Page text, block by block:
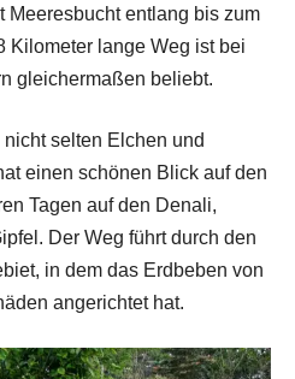
Meeresbucht entlang bis zum
Kilometer lange Weg ist bei
gleichermaßen beliebt.
selten Elchen und
einen schönen Blick auf den
Tagen auf den Denali,
Der Weg führt durch den
in dem das Erdbeben von
angerichtet hat.